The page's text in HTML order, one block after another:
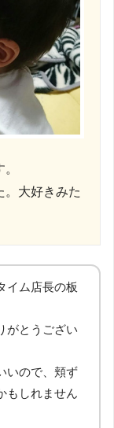
。大好きみた
イム店長の板
がとうござい
いので、頬ず
もしれません